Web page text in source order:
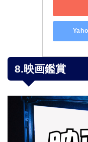
8.映画鑑賞